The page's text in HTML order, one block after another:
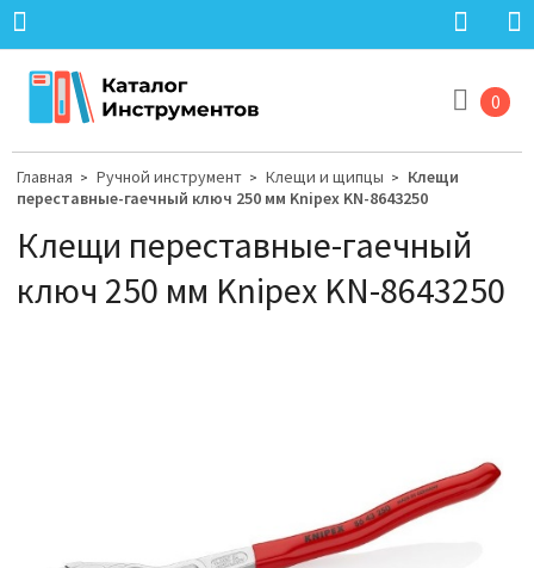
0
Главная > Ручной инструмент > Клещи и щипцы > Клещи
переставные-гаечный ключ 250 мм Knipex KN-8643250
Клещи переставные-гаечный
ключ 250 мм Knipex KN-8643250